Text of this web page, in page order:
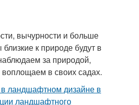
вычурности и больше
к природе будут в
за природой,
в своих садах.